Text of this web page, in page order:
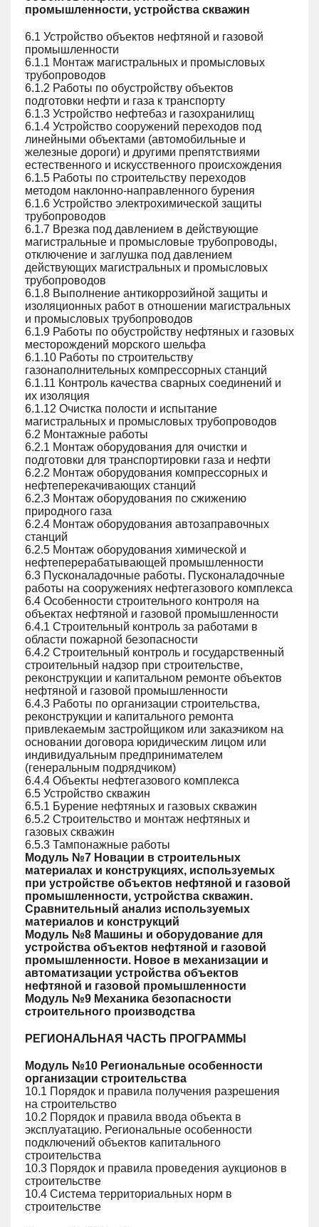
промышленности, устройства скважин
6.1 Устройство объектов нефтяной и газовой
промышленности
6.1.1 Монтаж магистральных и промысловых
трубопроводов
6.1.2 Работы по обустройству объектов
подготовки нефти и газа к транспорту
6.1.3 Устройство нефтебаз и газохранилищ
6.1.4 Устройство сооружений переходов под
линейными объектами (автомобильные и
железные дороги) и другими препятствиями
естественного и искусственного происхождения
6.1.5 Работы по строительству переходов
методом наклонно-направленного бурения
6.1.6 Устройство электрохимической защиты
трубопроводов
6.1.7 Врезка под давлением в действующие
магистральные и промысловые трубопроводы,
отключение и заглушка под давлением
действующих магистральных и промысловых
трубопроводов
6.1.8 Выполнение антикоррозийной защиты и
изоляционных работ в отношении магистральных
и промысловых трубопроводов
6.1.9 Работы по обустройству нефтяных и газовых
месторождений морского шельфа
6.1.10 Работы по строительству
газонаполнительных компрессорных станций
6.1.11 Контроль качества сварных соединений и
их изоляция
6.1.12 Очистка полости и испытание
магистральных и промысловых трубопроводов
6.2 Монтажные работы
6.2.1 Монтаж оборудования для очистки и
подготовки для транспортировки газа и нефти
6.2.2 Монтаж оборудования компрессорных и
нефтеперекачивающих станций
6.2.3 Монтаж оборудования по сжижению
природного газа
6.2.4 Монтаж оборудования автозаправочных
станций
6.2.5 Монтаж оборудования химической и
нефтеперерабатывающей промышленности
6.3 Пусконаладочные работы. Пусконаладочные
работы на сооружениях нефтегазового комплекса
6.4 Особенности строительного контроля на
объектах нефтяной и газовой промышленности
6.4.1 Строительный контроль за работами в
области пожарной безопасности
6.4.2 Строительный контроль и государственный
строительный надзор при строительстве,
реконструкции и капитальном ремонте объектов
нефтяной и газовой промышленности
6.4.3 Работы по организации строительства,
реконструкции и капитального ремонта
привлекаемым застройщиком или заказчиком на
основании договора юридическим лицом или
индивидуальным предпринимателем
(генеральным подрядчиком)
6.4.4 Объекты нефтегазового комплекса
6.5 Устройство скважин
6.5.1 Бурение нефтяных и газовых скважин
6.5.2 Строительство и монтаж нефтяных и
газовых скважин
6.5.3 Тампонажные работы
Модуль №7 Новации в строительных
материалах и конструкциях, используемых
при устройстве объектов нефтяной и газовой
промышленности, устройства скважин.
Сравнительный анализ используемых
материалов и конструкций
Модуль №8 Машины и оборудование для
устройства объектов нефтяной и газовой
промышленности. Новое в механизации и
автоматизации устройства объектов
нефтяной и газовой промышленности
Модуль №9 Механика безопасности
строительного производства
РЕГИОНАЛЬНАЯ ЧАСТЬ ПРОГРАММЫ
Модуль №10 Региональные особенности
организации строительства
10.1 Порядок и правила получения разрешения
на строительство
10.2 Порядок и правила ввода объекта в
эксплуатацию. Региональные особенности
подключений объектов капитального
строительства
10.3 Порядок и правила проведения аукционов в
строительстве
10.4 Система территориальных норм в
строительстве